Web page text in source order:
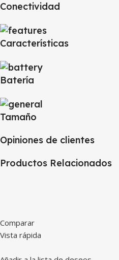
Conectividad
Características
Batería
Tamaño
Opiniones de clientes
Productos Relacionados
Comparar
Vista rápida